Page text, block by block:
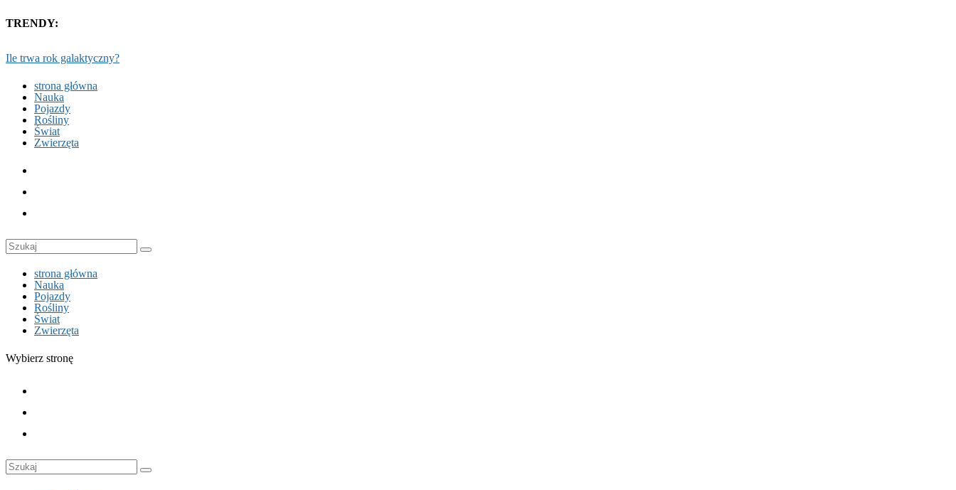
TRENDY:
Ile trwa rok galaktyczny?
strona główna
Nauka
Pojazdy
Rośliny
Świat
Zwierzęta
strona główna
Nauka
Pojazdy
Rośliny
Świat
Zwierzęta
Wybierz stronę